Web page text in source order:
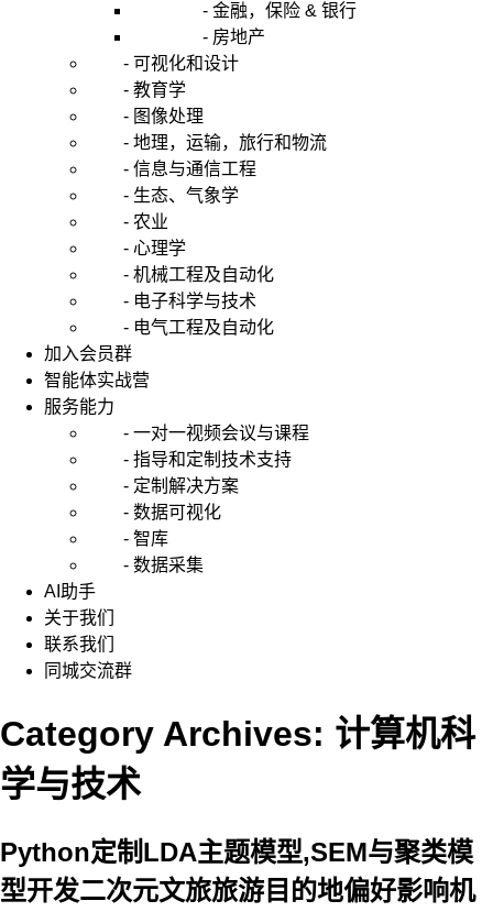
- 金融，保险 & 银行
- 房地产
- 可视化和设计
- 教育学
- 图像处理
- 地理，运输，旅行和物流
- 信息与通信工程
- 生态、气象学
- 农业
- 心理学
- 机械工程及自动化
- 电子科学与技术
- 电气工程及自动化
加入会员群
智能体实战营
服务能力
- 一对一视频会议与课程
- 指导和定制技术支持
- 定制解决方案
- 数据可视化
- 智库
- 数据采集
AI助手
关于我们
联系我们
同城交流群
Category Archives: 计算机科
学与技术
Python定制LDA主题模型,SEM与聚类模
型开发二次元文旅旅游目的地偏好影响机